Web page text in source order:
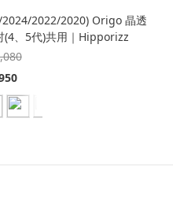
2024/2022/2020) Origo 晶透
、5代)共用｜Hipporizz